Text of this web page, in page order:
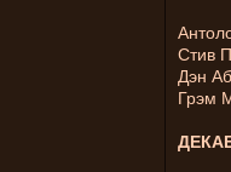
Стив
Дэн
Грэм